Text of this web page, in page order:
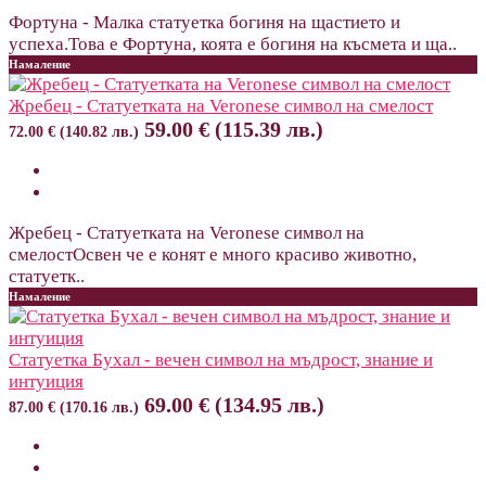
Фортуна - Малка статуетка богиня на щастието и
успеха.Това е Фортуна, коята е богиня на късмета и ща..
Намаление
Жребец - Статуетката на Veronese символ на смелост
72.00 € (140.82 лв.) 59.00 € (115.39 лв.)
Жребец - Статуетката на Veronese символ на
смелостОсвен че е конят е много красиво животно,
статуетк..
Намаление
Статуетка Бухал - вечен символ на мъдрост, знание и
интуиция
87.00 € (170.16 лв.) 69.00 € (134.95 лв.)